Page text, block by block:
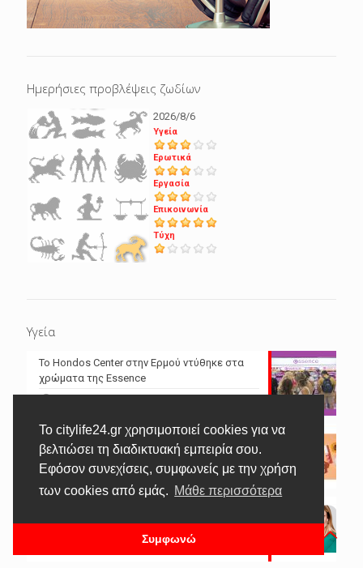
Το citylife24.gr χρησιμοποιεί cookies για να
βελτιώσει τη διαδικτυακή εμπειρία σου.
Εφόσον συνεχίσεις, συμφωνείς με την χρήση
των cookies από εμάς. Μάθε περισσότερα
Συμφωνώ
Ημερήσιες προβλέψεις ζωδίων
2026/8/6
Υγεία
Ερωτικά
Εργασία
Επικοινωνία
Τύχη
Υγεία
Το Hondos Center στην Ερμού ντύθηκε στα
χρώματα της Essence
Λάμψτε με τη νέα συλλεκτική συλλογή της
essence: got a crush on apricots
10/06/2024
Συλλεκτική Συλλογή της Catrice